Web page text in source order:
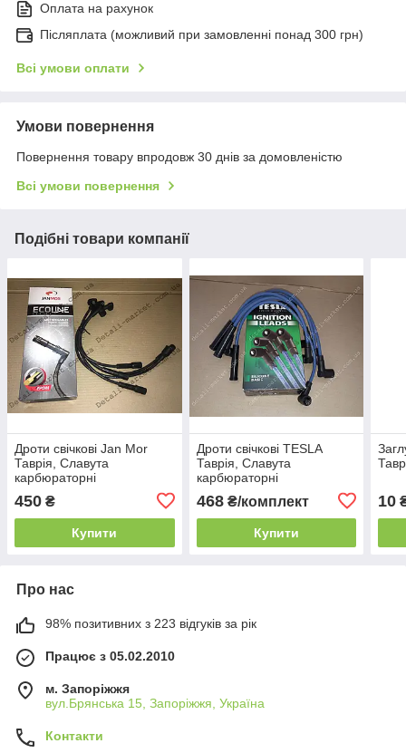
Оплата на рахунок
Післяплата (можливий при замовленні понад 300 грн)
Всі умови оплати
Умови повернення
Повернення товару впродовж 30 днів за домовленістю
Всі умови повернення
Подібні товари компанії
Дроти свічкові Jan Mor
Таврія, Славута
карбюраторні
450 ₴
Купити
Дроти свічкові TESLA
Таврія, Славута
карбюраторні
468₴/комплект
Купити
10
Про нас
98% позитивних з 223 відгуків за рік
Працює з 05.02.2010
м. Запоріжжя
вул.Брянська 15, Запоріжжя, Україна
Контакти